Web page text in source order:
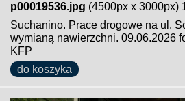
p00019536.jpg (4500px x 3000px)
Suchanino. Prace drogowe na ul.
wymianą nawierzchni. 09.06.2026
KFP
do koszyka